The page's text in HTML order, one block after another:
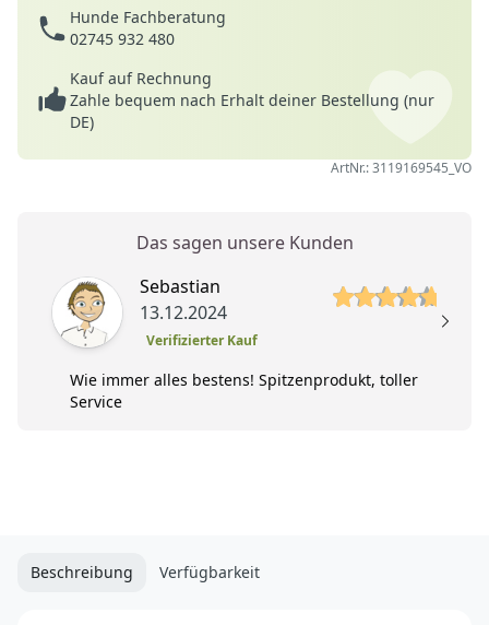
Hunde Fachberatung
02745 932 480
Kauf auf Rechnung
Zahle bequem nach Erhalt deiner Bestellung (nur
DE)
ArtNr.: 3119169545_VO
Das sagen unsere Kunden
Sebastian
13.12.2024
Verifizierter Kauf
5 von 5 Sterne
Wie immer alles bestens! Spitzenprodukt, toller
Service
Beschreibung Verfügbarkeit